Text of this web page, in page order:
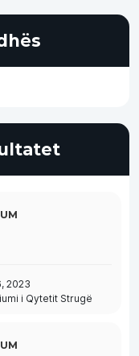
2023
i Qytetit Strugë